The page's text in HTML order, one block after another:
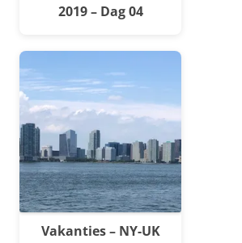
2019 – Dag 04
Vakanties – NY-UK